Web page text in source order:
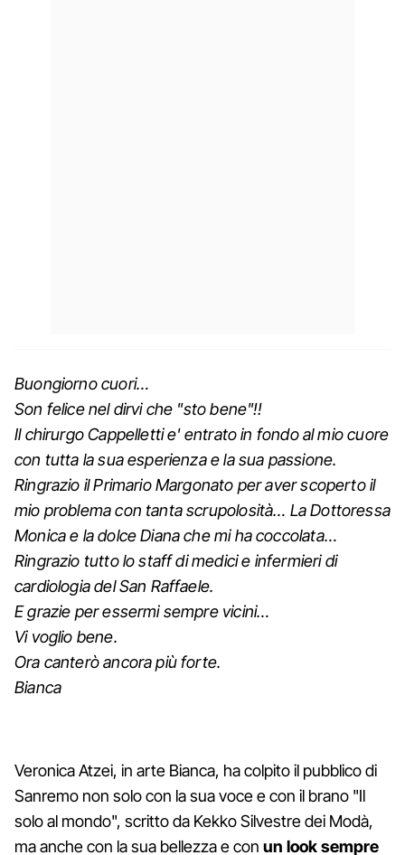
Buongiorno cuori…
Son felice nel dirvi che "sto bene"!!
Il chirurgo Cappelletti e' entrato in fondo al mio cuore
con tutta la sua esperienza e la sua passione.
Ringrazio il Primario Margonato per aver scoperto il
mio problema con tanta scrupolosità… La Dottoressa
Monica e la dolce Diana che mi ha coccolata…
Ringrazio tutto lo staff di medici e infermieri di
cardiologia del San Raffaele.
E grazie per essermi sempre vicini…
Vi voglio bene.
Ora canterò ancora più forte.
Bianca
Veronica Atzei, in arte Bianca, ha colpito il pubblico di
Sanremo non solo con la sua voce e con il brano "Il
solo al mondo", scritto da Kekko Silvestre dei Modà,
ma anche con la sua bellezza e con un look sempre